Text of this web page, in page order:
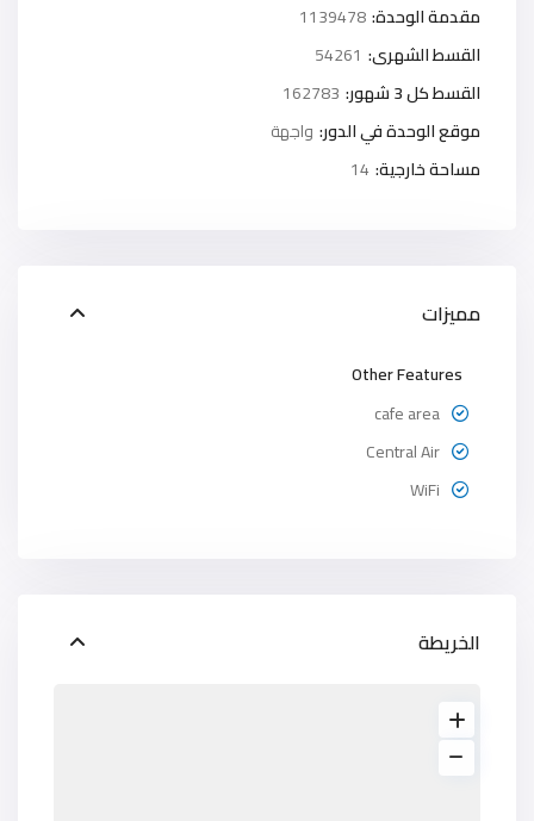
مقدمة الوحدة:1139478
القسط الشهرى: 54261
القسط كل 3 شهور:
162783
موقع الوحدة في الدور: واجهة
مساحة خارجية: 14
مميزات
Other Features
cafe area
Central Air
WiFi
الخريطة